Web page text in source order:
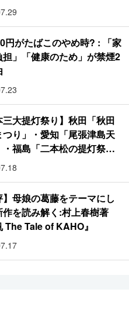
円がたばこのやめ時? : 「家
担」「健康のため」が禁煙2
三大提灯祭り】秋田「秋田
つり」・愛知「尾張津島天
・福島「二本松の提灯祭
びただしい灯火が夜空を照
】母娘の葛藤をテーマにし
作を読み解く:村上春樹著
The Tale of KAHO』